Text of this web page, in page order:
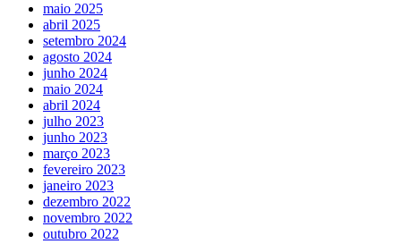
maio 2025
abril 2025
setembro 2024
agosto 2024
junho 2024
maio 2024
abril 2024
julho 2023
junho 2023
março 2023
fevereiro 2023
janeiro 2023
dezembro 2022
novembro 2022
outubro 2022